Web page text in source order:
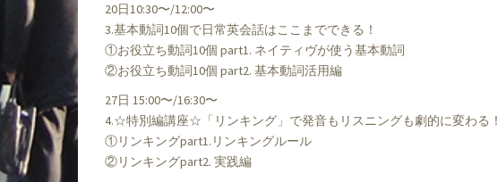
20日10:30〜/12:00〜
3.基本動詞10個で日常英会話はここまでできる！
①お役立ち動詞10個 part1. ネイティヴが使う基本動詞
②お役立ち動詞10個 part2. 基本動詞活用編
27日 15:00〜/16:30〜
4.☆特別編講座☆「リンキング」で発音もリスニングも劇的に変わる！
①リンキングpart1.リンキングルール
②リンキングpart2. 実践編